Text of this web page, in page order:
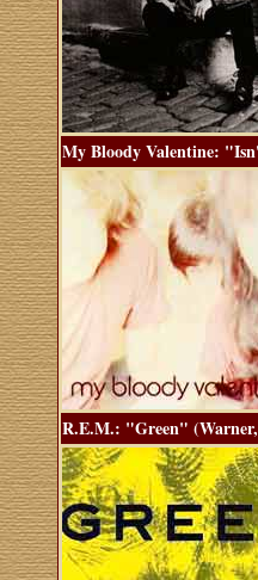
My Bloody Valentine:
R.E.M.: "Green" (Warner,